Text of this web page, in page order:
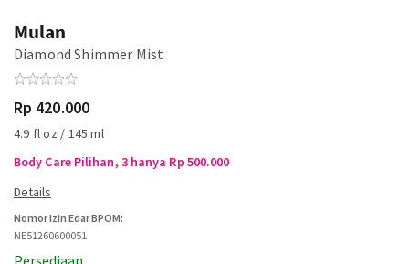
Mulan
Diamond Shimmer Mist
Rp 420.000
4.9 fl oz / 145 ml
Body Care Pilihan, 3 hanya Rp 500.000
Nomor Izin Edar BPOM:
NE51260600051
Persediaan